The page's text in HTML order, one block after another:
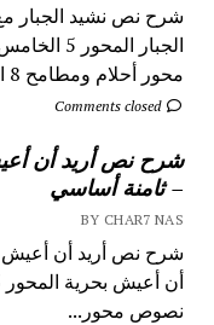
شرح نص نشيد الجبار
الجبار
محور أحلام ومطامح 8 اساسي - ...
Comments closed
شرح نص أريد أن
– ثامنة أساسي
BY CHAR7 NAS
شرح نص أريد أن أعيش
نصوص محور...